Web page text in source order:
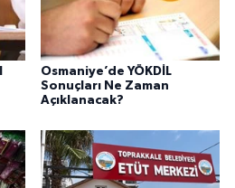
Osmaniye’de YÖKDİL
Sonuçları Ne Zaman
Açıklanacak?